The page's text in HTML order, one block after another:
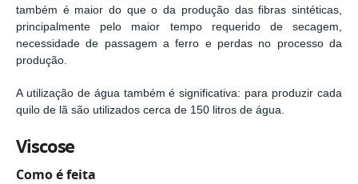
também é maior do que o da produção das fibras sintéticas,
principalmente pelo maior tempo requerido de secagem,
necessidade de passagem a ferro e perdas no processo da
produção.
A utilização de água também é significativa: para produzir cada
quilo de lã são utilizados cerca de 150 litros de água.
Viscose
Como é feita